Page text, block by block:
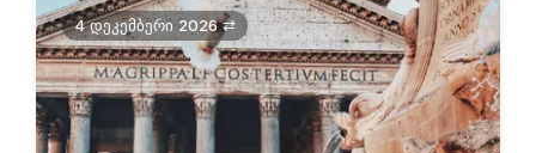
4 დეკემბერი 2026 ⇄